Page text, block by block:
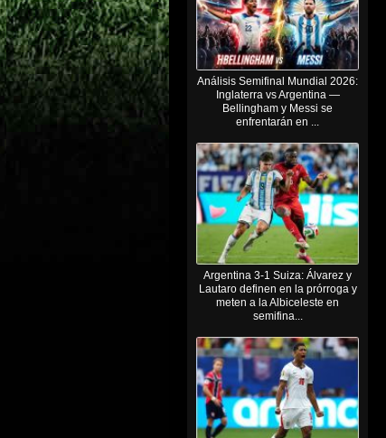
Análisis Semifinal Mundial 2026:
Inglaterra vs Argentina —
Bellingham y Messi se
enfrentarán en ...
Argentina 3-1 Suiza: Álvarez y
Lautaro definen en la prórroga y
meten a la Albiceleste en
semifina...